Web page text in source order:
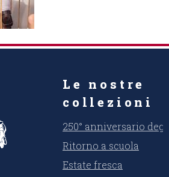
Le nostre
collezioni
250° anniversario
Ritorno a scuola
Estate fresca